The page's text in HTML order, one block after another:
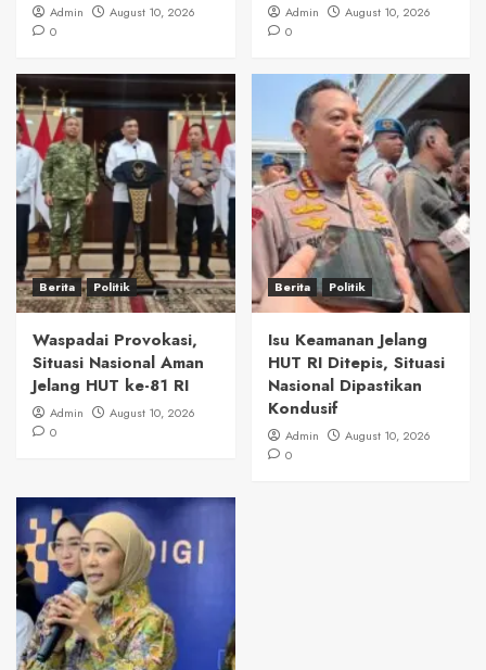
Admin
August 10, 2026
0
Admin
August 10, 2026
0
Berita Politik
Waspadai Provokasi,
Situasi Nasional Aman
Jelang HUT ke-81 RI
Admin
August 10, 2026
0
Berita Politik
Isu Keamanan Jelang
HUT RI Ditepis, Situasi
Nasional Dipastikan
Kondusif
Admin
August 10, 2026
0